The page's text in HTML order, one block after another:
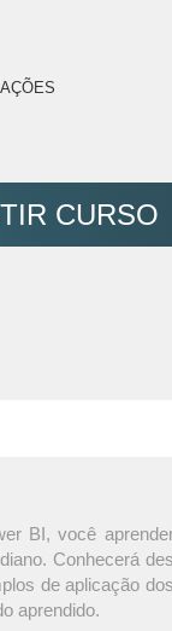
CURSO
BI, você
Conhecerá
de aplicação
aprendido.